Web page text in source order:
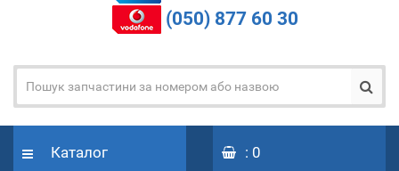
(050) 877 60 30
Каталог : 0